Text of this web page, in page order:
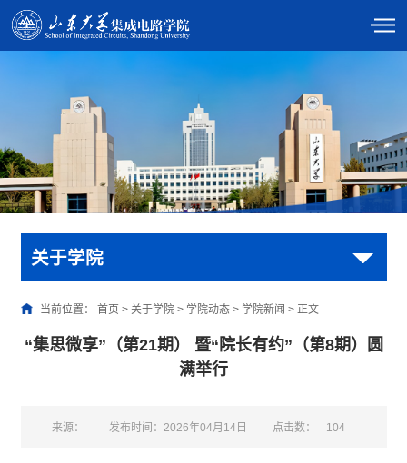
关于学院
当前位置： 首页 > 关于学院> 学院动态> 学院新闻 > 正文
“集思微享”（第21期） 暨“院长有约”（第8期）圆
满举行
来源： 发布时间：2026年04月14日 点击数： 104